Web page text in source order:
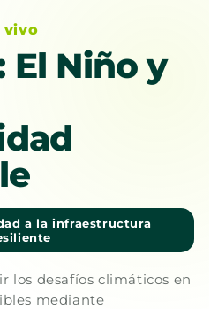
vivo
El Niño y
a la infraestructura
los desafíos climáticos en
mediante